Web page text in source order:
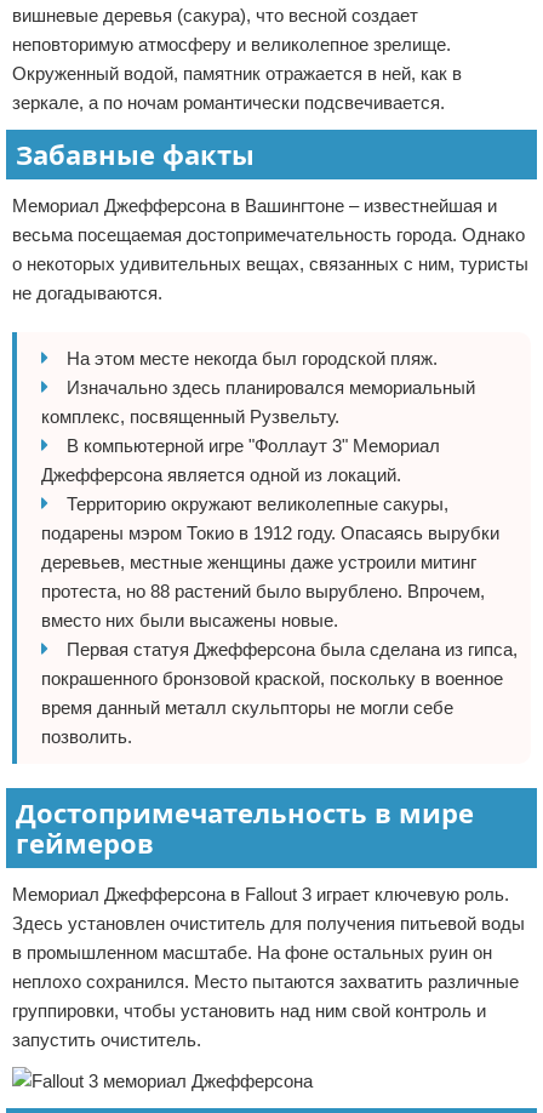
вишневые деревья (сакура), что весной создает
неповторимую атмосферу и великолепное зрелище.
Окруженный водой, памятник отражается в ней, как в
зеркале, а по ночам романтически подсвечивается.
Забавные факты
Мемориал Джефферсона в Вашингтоне – известнейшая и
весьма посещаемая достопримечательность города. Однако
о некоторых удивительных вещах, связанных с ним, туристы
не догадываются.
На этом месте некогда был городской пляж.
Изначально здесь планировался мемориальный
комплекс, посвященный Рузвельту.
В компьютерной игре "Фоллаут 3" Мемориал
Джефферсона является одной из локаций.
Территорию окружают великолепные сакуры,
подарены мэром Токио в 1912 году. Опасаясь вырубки
деревьев, местные женщины даже устроили митинг
протеста, но 88 растений было вырублено. Впрочем,
вместо них были высажены новые.
Первая статуя Джефферсона была сделана из гипса,
покрашенного бронзовой краской, поскольку в военное
время данный металл скульпторы не могли себе
позволить.
Достопримечательность в мире
геймеров
Мемориал Джефферсона в Fallout 3 играет ключевую роль.
Здесь установлен очиститель для получения питьевой воды
в промышленном масштабе. На фоне остальных руин он
неплохо сохранился. Место пытаются захватить различные
группировки, чтобы установить над ним свой контроль и
запустить очиститель.